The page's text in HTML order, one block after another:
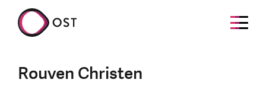
Rouven Christen